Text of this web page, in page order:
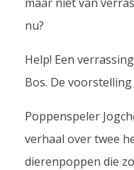
nu?
Help! Een
Bos. De
Poppenspeler
verhaal over twee
dierenpoppen die